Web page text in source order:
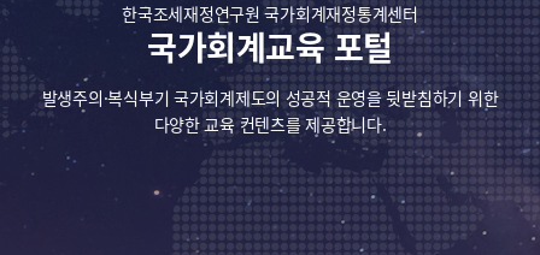
한국조세재정연구원 국가회계재정통계센터
국가회계교육 포털
발생주의·복식부기 국가회계제도의 성공적 운영을 뒷받침하기 위한
다양한 교육 컨텐츠를 제공합니다.